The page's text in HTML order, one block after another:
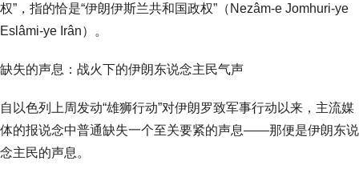
权”，指的恰是“伊朗伊斯兰共和国政权”（Nezâm-e Jomhuri-ye
Eslâmi-ye Irân）。
缺失的声息：战火下的伊朗东说念主民气声
自以色列上周发动“雄狮行动”对伊朗罗致军事行动以来，主流媒
体的报说念中普通缺失一个至关要紧的声息——那便是伊朗东说
念主民的声息。